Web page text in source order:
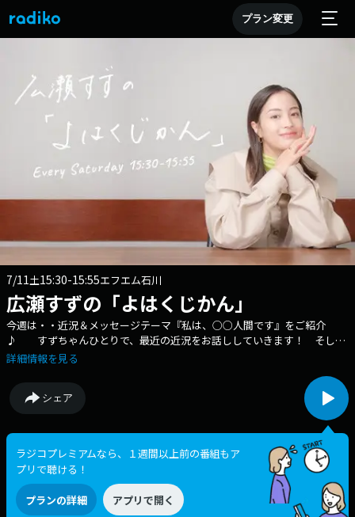
プラン変更
7/11土15:30-15:55エフエム石川
広瀬すずの「よはくじかん」
今週は・・近況＆メッセージテーマ『私は、○○人間です』をご紹介
♪ すずちゃんひとりで、最近の近況をお話ししていきます！ そし
て、Netflixシリーズ「ガス人間」にちなんで 『私は、○○人間です！』
由とは・・？ 広瀬すずが、土曜日の午後のひとときを あなたと一緒
にゆったり過ごす「よはくじかん」 今週もお楽しみください♪ 番組
Webサイト：https://www.tfm.co.jp/yohaku/ メッセージフォーム：
https://www.tfm.co.jp/f/yohaku/message Xハッシュタグは「#よはく
詳細情報を見る
シェア
ラジコプレミアムなら、１週間以上前の番組もア
プリで聴ける！
プランの詳細 アプリで開く